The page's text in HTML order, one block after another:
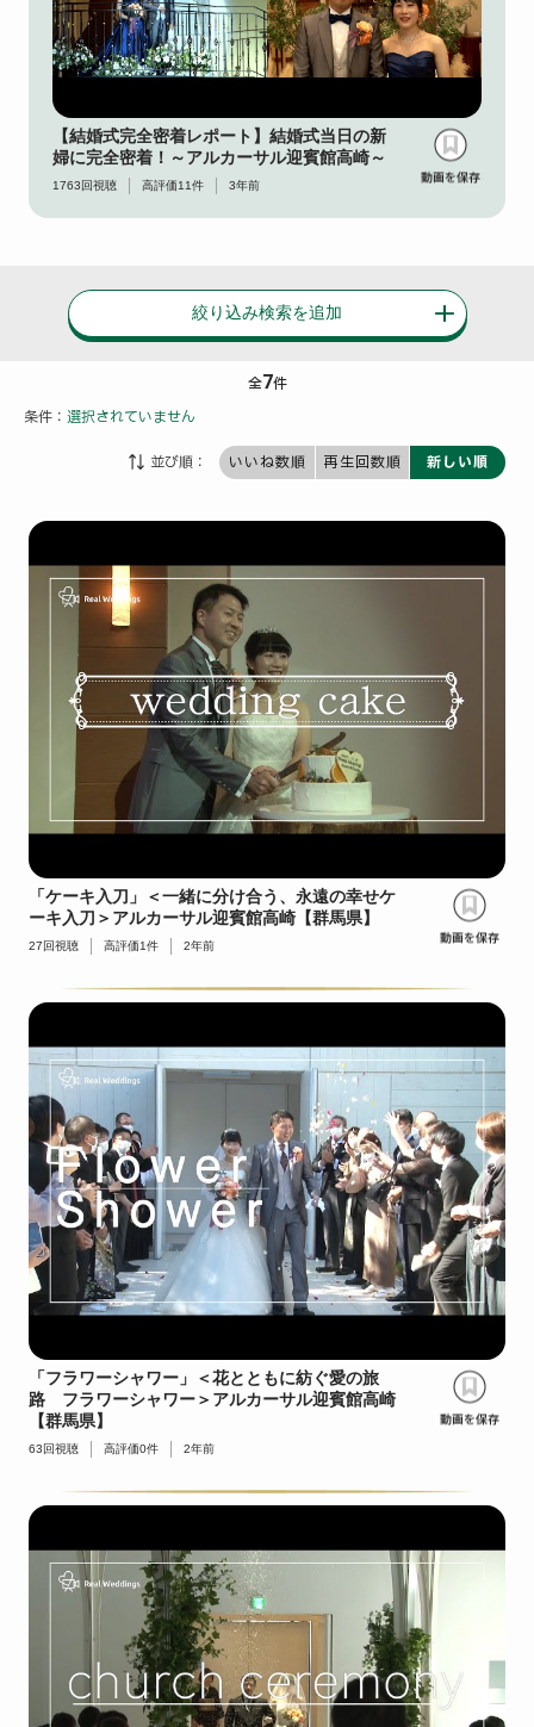
【結婚式完全密着レポート】結婚式当日の新
婦に完全密着！～アルカーサル迎賓館高崎～
1763 回視聴 高評価11件 3年前
絞り込み検索を追加
全7件
条件： 選択されていません
並び順： いいね数順 再生回数順 新しい順
「ケーキ入刀」＜一緒に分け合う、永遠の幸せケ
ーキ入刀＞アルカーサル迎賓館高崎【群馬県】
27 回視聴 高評価1件 2年前
「フラワーシャワー」＜花とともに紡ぐ愛の旅
路 フラワーシャワー＞アルカーサル迎賓館高崎
【群馬県】
63回視聴 高評価0件 2年前